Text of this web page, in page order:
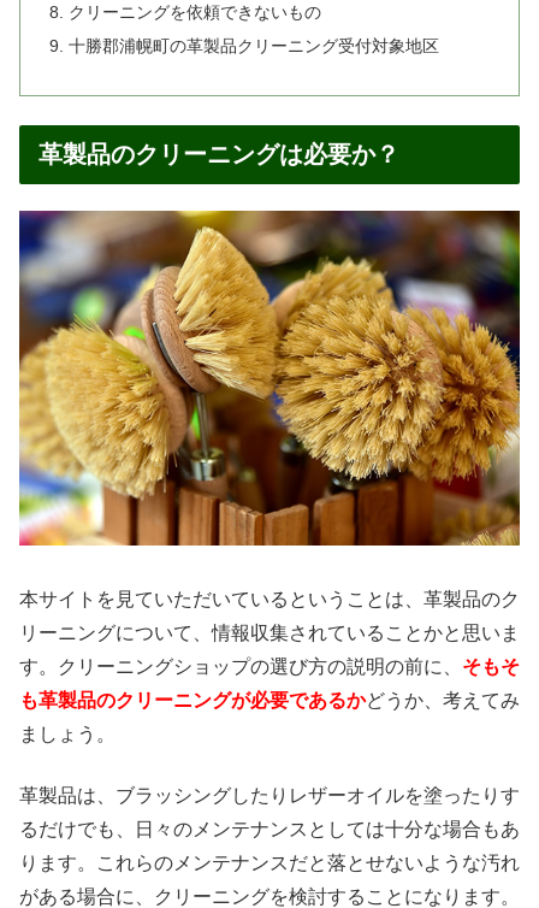
クリーニングを依頼できないもの
十勝郡浦幌町の革製品クリーニング受付対象地区
革製品のクリーニングは必要か？
本サイトを見ていただいているということは、革製品のク
リーニングについて、情報収集されていることかと思いま
す。クリーニングショップの選び方の説明の前に、 そもそ
も革製品のクリーニングが必要であるかどうか、考えてみ
ましょう。
革製品は、ブラッシングしたりレザーオイルを塗ったりす
るだけでも、日々のメンテナンスとしては十分な場合もあ
ります。これらのメンテナンスだと落とせないような汚れ
がある場合に、クリーニングを検討することになります。